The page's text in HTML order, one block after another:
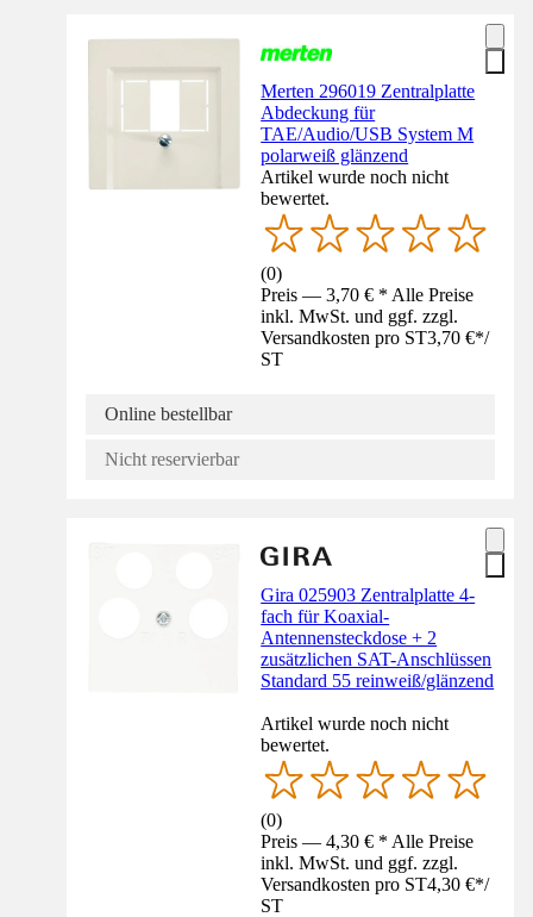
Merten 296019 Zentralplatte
Abdeckung für
TAE/Audio/USB System M
polarweiß glänzend
Artikel wurde noch nicht
bewertet.
(0)
Preis — 3,70 € * Alle Preise
inkl. MwSt. und ggf. zzgl.
Versandkosten pro ST3,70 €*/
ST
Online bestellbar
Nicht reservierbar
Gira 025903 Zentralplatte 4-
fach für Koaxial-
Antennensteckdose + 2
zusätzlichen SAT-Anschlüssen
Standard 55 reinweiß/glänzend
Artikel wurde noch nicht
bewertet.
(0)
Preis — 4,30 € * Alle Preise
inkl. MwSt. und ggf. zzgl.
Versandkosten pro ST4,30 €*/
ST